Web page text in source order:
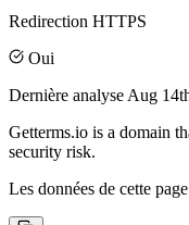
Redirection HTTPS
Oui
Dernière analyse Aug
Getterms.io is a domain
security risk.
Les données de cette